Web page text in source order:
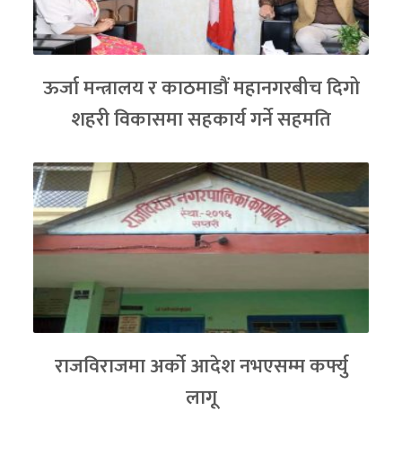
ऊर्जा मन्त्रालय र काठमाडौं महानगरबीच दिगो
शहरी विकासमा सहकार्य गर्ने सहमति
राजविराजमा अर्को आदेश नभएसम्म कर्फ्यु
लागू